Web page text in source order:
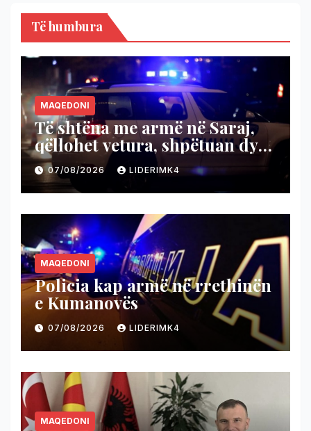
Të humbura
MAQEDONI
Të shtëna me armë në Saraj,
qëllohet vetura, shpëtuan dy
persona
07/08/2026 LIDERIMK4
MAQEDONI
Policia kap armë në rrethinën
e Kumanovës
07/08/2026 LIDERIMK4
MAQEDONI